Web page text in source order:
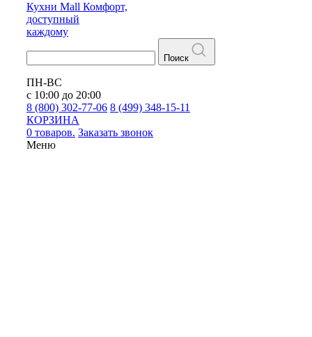
Кухни Mall Комфорт,
доступный
каждому
Поиск
ПН-ВС
с 10:00 до 20:00
8 (800) 302-77-06 8 (499) 348-15-11
КОРЗИНА
0 товаров. Заказать звонок
Меню